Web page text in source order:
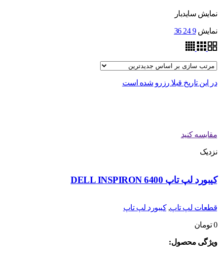
نمایش سایدبار
نمایش 9
24
36
در این تاریخ قبلا رزرو شده است
مقایسه کنید
نزدیک
کیبورد لپ تاپ DELL INSPIRON 6400
قطعات لپ تاپ,کیبورد لپ تاپ
0 تومان
ویژگی محصول: